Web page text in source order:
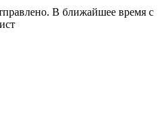
В ближайшее время с